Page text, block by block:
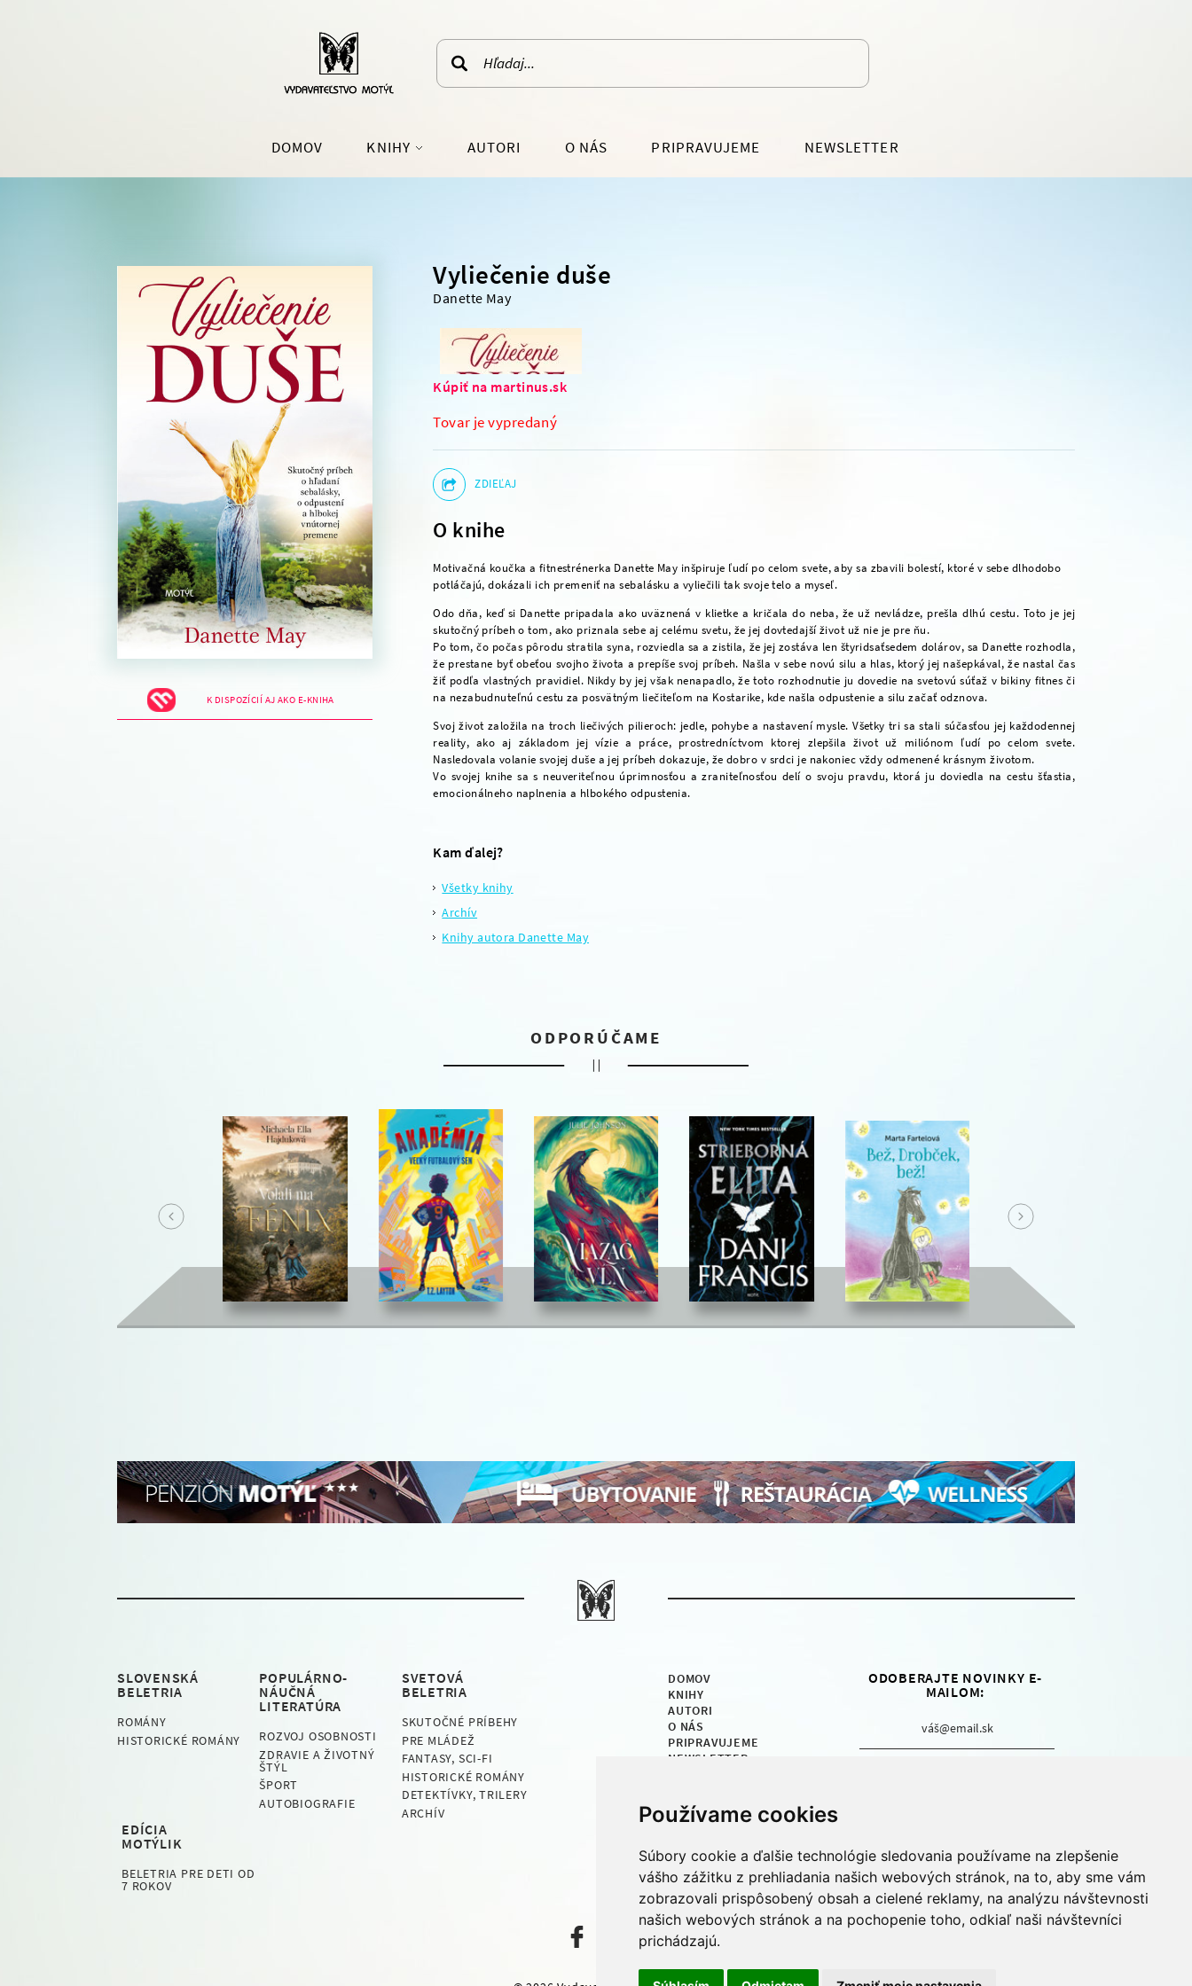
Používame cookies
Súbory cookie a ďalšie technológie sledovania používame na zlepšenie
vášho zážitku z prehliadania našich webových stránok, na to, aby sme vám
zobrazovali prispôsobený obsah a cielené reklamy, na analýzu návštevnosti
našich webových stránok a na pochopenie toho, odkiaľ naši návštevníci
prichádzajú.
DOMOV KNIHY
ROMÁNY
HISTORICKÉ ROMÁNY
ROZVOJ OSOBNOSTI
ZDRAVIE A ŽIVOTNÝ ŠTÝL
AUTOBIOGRAFIE
PRE MLÁDEŽ
AUTORI O NÁS PRIPRAVUJEME NEWSLETTER
K DISPOZÍCIÍ AJ AKO E-KNIHA
Vyliečenie duše
Danette May
Kúpiť na martinus.sk
Tovar je vypredaný
ZDIEĽAJ
O knihe
Motivačná koučka a fitnestrénerka Danette May inšpiruje ľudí po celom svete, aby sa zbavili bolestí, ktoré v sebe dlhodobo
potláčajú, dokázali ich premeniť na sebalásku a vyliečili tak svoje telo a myseľ.
Odo dňa, keď si Danette pripadala ako uväznená v klietke a kričala do neba, že už nevládze, prešla dlhú cestu. Toto je jej
skutočný príbeh o tom, ako priznala sebe aj celému svetu, že jej dovtedajší život už nie je pre ňu.
Po tom, čo počas pôrodu stratila syna, rozviedla sa a zistila, že jej zostáva len štyridsaťsedem dolárov, sa Danette rozhodla,
že prestane byť obeťou svojho života a prepíše svoj príbeh. Našla v sebe novú silu a hlas, ktorý jej našepkával, že nastal čas
žiť podľa vlastných pravidiel. Nikdy by jej však nenapadlo, že toto rozhodnutie ju dovedie na svetovú súťaž v bikiny fitnes či
na nezabudnuteľnú cestu za posvätným liečiteľom na Kostarike, kde našla odpustenie a silu začať odznova.
Svoj život založila na troch liečivých pilieroch: jedle, pohybe a nastavení mysle. Všetky tri sa stali súčasťou jej každodennej
reality, ako aj základom jej vízie a práce, prostredníctvom ktorej zlepšila život už miliónom ľudí po celom svete.
Nasledovala volanie svojej duše a jej príbeh dokazuje, že dobro v srdci je nakoniec vždy odmenené krásnym životom.
Vo svojej knihe sa s neuveriteľnou úprimnosťou a zraniteľnosťou delí o svoju pravdu, ktorá ju doviedla na cestu šťastia,
emocionálneho naplnenia a hlbokého odpustenia.
Kam ďalej?
Všetky knihy
Archív
Knihy autora Danette May
ODPORÚČAME
SLOVENSKÁ
BELETRIA
ROMÁNY
HISTORICKÉ ROMÁNY
POPULÁRNO-
NÁUČNÁ
LITERATÚRA
ROZVOJ OSOBNOSTI
ZDRAVIE A ŽIVOTNÝ
ŠTÝL
ŠPORT
AUTOBIOGRAFIE
SVETOVÁ
BELETRIA
SKUTOČNÉ PRÍBEHY
PRE MLÁDEŽ
FANTASY, SCI-FI
HISTORICKÉ ROMÁNY
DETEKTÍVKY, TRILERY
ARCHÍV
EDÍCIA
MOTÝLIK
BELETRIA PRE DETI OD
7 ROKOV
DOMOV
KNIHY
AUTORI
O NÁS
PRIPRAVUJEME
NEWSLETTER
ODOBERAJTE NOVINKY E-
MAILOM:
Buďte vždy informovaní o novinkách
z vydavateľstva Motýľ. Zadajte vašu
e-mailovú adresu a pridajte sa tak do
nášho newsletteru.